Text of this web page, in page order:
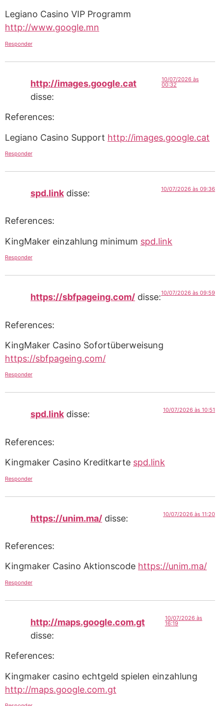
Legiano Casino VIP Programm
http://www.google.mn
Responder
http://images.google.cat
disse:
10/07/2026 às
00:32
References:
Legiano Casino Support http://images.google.cat
Responder
spd.link disse: 10/07/2026 às 09:36
References:
KingMaker einzahlung minimum spd.link
Responder
https://sbfpageing.com/ disse:10/07/2026 às 09:59
References:
KingMaker Casino Sofortüberweisung
https://sbfpageing.com/
Responder
spd.link disse: 10/07/2026 às 10:51
References:
Kingmaker Casino Kreditkarte spd.link
Responder
https://unim.ma/ disse: 10/07/2026 às 11:20
References:
Kingmaker Casino Aktionscode https://unim.ma/
Responder
http://maps.google.com.gt
disse:
10/07/2026 às
16:19
References:
Kingmaker casino echtgeld spielen einzahlung
http://maps.google.com.gt